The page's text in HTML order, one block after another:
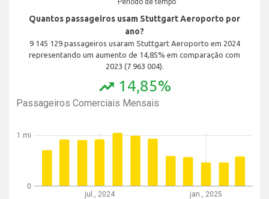
Quantos passageiros usam Stuttgart Aeroporto por
ano?
9 145 129 passageiros usaram Stuttgart Aeroporto em 2024
representando um aumento de 14,85% em comparação com
2023 (7 963 004).
trending_up 14,85%
Passageiros Comerciais Mensais
jul., 2024 jan., 2025
0
1 mi